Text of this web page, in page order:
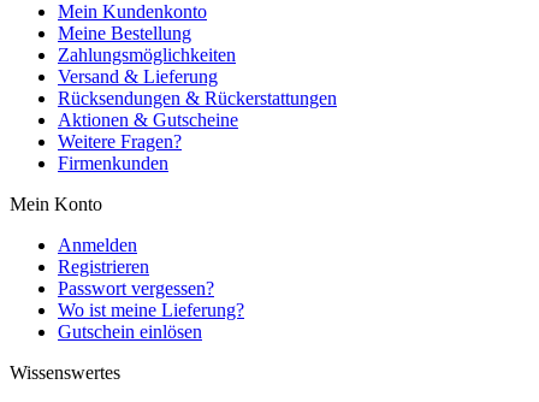
Mein Kundenkonto
Meine Bestellung
Zahlungsmöglichkeiten
Versand & Lieferung
Rücksendungen & Rückerstattungen
Aktionen & Gutscheine
Weitere Fragen?
Firmenkunden
Mein Konto
Anmelden
Registrieren
Passwort vergessen?
Wo ist meine Lieferung?
Gutschein einlösen
Wissenswertes